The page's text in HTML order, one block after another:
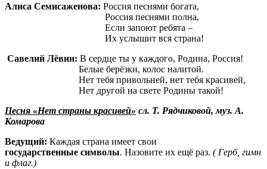
Алиса Семисаженова: Россия песнями богата,
Россия песнями полна,
Если запоют ребята –
Их услышит вся страна!
Савелий Лёвин: В сердце ты у каждого, Родина, Россия!
Белые берёзки, колос налитой.
Нет тебя привольней, нет тебя красивей,
Нет другой на свете Родины такой!
Песня «Нет страны красивей» сл. Т. Рядчиковой, муз. А.
Комарова
Ведущий: Каждая страна имеет свои
государственные символы. Назовите их ещё раз. ( Герб, гимн
и флаг.)